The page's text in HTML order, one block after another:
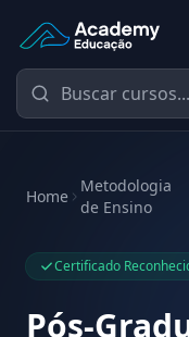
Academy Educação
Home
Metodologia
de Ensino
Certificado
Pós-